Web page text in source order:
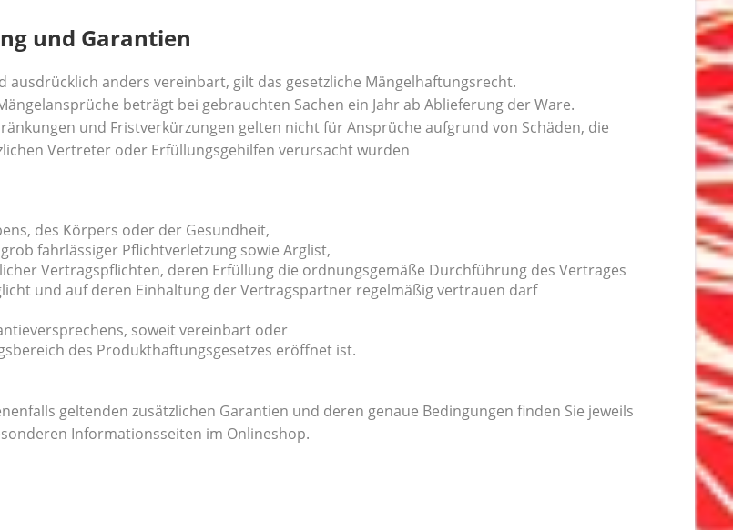
und Garantien
ausdrücklich anders vereinbart, gilt das gesetzliche Mängelhaftungsrecht.
beträgt bei gebrauchten Sachen ein Jahr ab Ablieferung der Ware.
und Fristverkürzungen gelten nicht für Ansprüche aufgrund von Schäden, die
Vertreter oder Erfüllungsgehilfen verursacht wurden
des Körpers oder der Gesundheit,
fahrlässiger Pflichtverletzung sowie Arglist,
Vertragspflichten, deren Erfüllung die ordnungsgemäße Durchführung des Vertrages
und auf deren Einhaltung der Vertragspartner regelmäßig vertrauen darf
soweit vereinbart oder
des Produkthaftungsgesetzes eröffnet ist.
geltenden zusätzlichen Garantien und deren genaue Bedingungen finden Sie jeweils
Informationsseiten im Onlineshop.